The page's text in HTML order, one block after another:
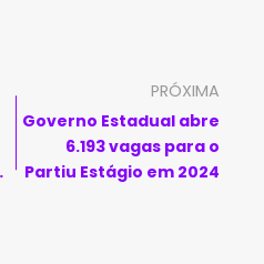
PRÓXIMA
Governo Estadual abre
6.193 vagas para o
Partiu Estágio em 2024